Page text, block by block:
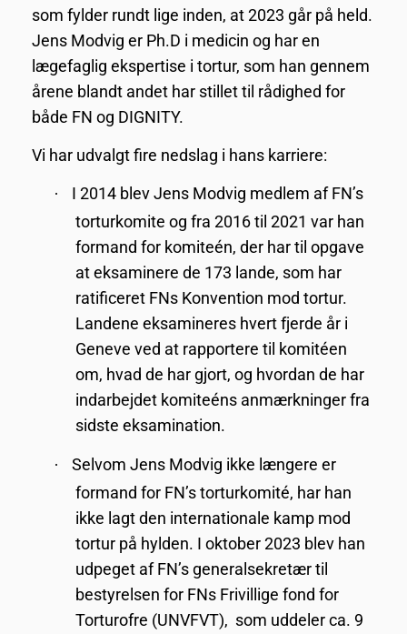
som fylder rundt lige inden, at 2023 går på held.
Jens Modvig er Ph.D i medicin og har en
lægefaglig ekspertise i tortur, som han gennem
årene blandt andet har stillet til rådighed for
både FN og DIGNITY.
Vi har udvalgt fire nedslag i hans karriere:
·
I 2014 blev Jens Modvig medlem af FN’s
torturkomite og fra 2016 til 2021 var han
formand for komiteén, der har til opgave
at eksaminere de 173 lande, som har
ratificeret FNs Konvention mod tortur.
Landene eksamineres hvert fjerde år i
Geneve ved at rapportere til komitéen
om, hvad de har gjort, og hvordan de har
indarbejdet komiteéns anmærkninger fra
sidste eksamination.
·
Selvom Jens Modvig ikke længere er
formand for FN’s torturkomité, har han
ikke lagt den internationale kamp mod
tortur på hylden. I oktober 2023 blev han
udpeget af FN’s generalsekretær til
bestyrelsen for FNs Frivillige fond for
Torturofre (UNVFVT), som uddeler ca. 9